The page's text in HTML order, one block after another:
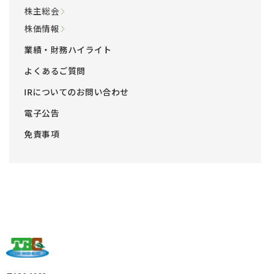
株主総会
株価情報
業績・財務ハイライト
よくあるご質問
IRについてのお問い合わせ
電子公告
免責事項